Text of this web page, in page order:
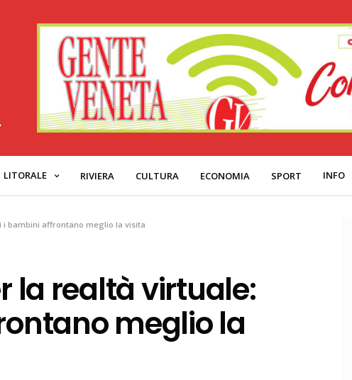
LITORALE RIVIERA CULTURA ECONOMIA SPORT INFO
i bambini affrontano meglio la visita
la realtà virtuale:
meglio la